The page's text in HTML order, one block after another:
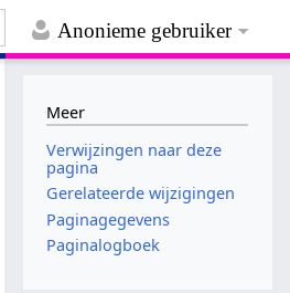
Anonieme gebruiker
Meer
Verwijzingen naar deze
pagina
Gerelateerde wijzigingen
Paginagegevens
Paginalogboek